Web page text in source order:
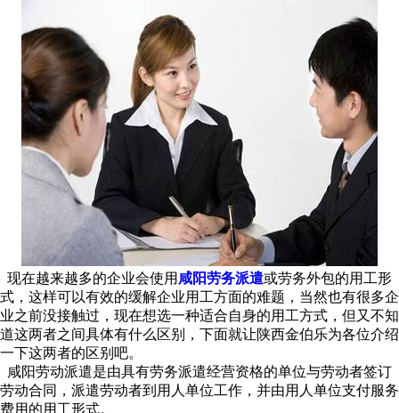
现在越来越多的企业会使用 咸阳劳务派遣或劳务外包的用工形
式，这样可以有效的缓解企业用工方面的难题，当然也有很多企
业之前没接触过，现在想选一种适合自身的用工方式，但又不知
道这两者之间具体有什么区别，下面就让陕西金伯乐为各位介绍
一下这两者的区别吧。
咸阳劳动派遣是由具有劳务派遣经营资格的单位与劳动者签订
劳动合同，派遣劳动者到用人单位工作，并由用人单位支付服务
费用的用工形式。